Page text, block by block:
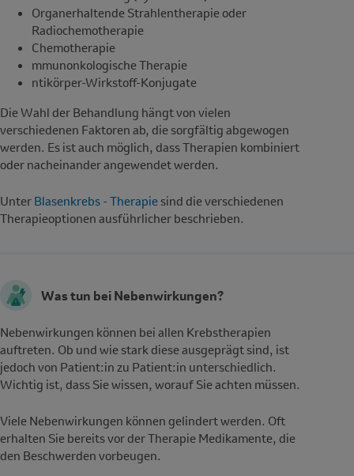
Organerhaltende Strahlentherapie oder
Radiochemotherapie
Chemotherapie
mmunonkologische Therapie
ntikörper-Wirkstoff-Konjugate
Die Wahl der Behandlung hängt von vielen
verschiedenen Faktoren ab, die sorgfältig abgewogen
werden. Es ist auch möglich, dass Therapien kombiniert
oder nacheinander angewendet werden.
Unter Blasenkrebs - Therapie sind die verschiedenen
Therapieoptionen ausführlicher beschrieben.
Was tun bei Nebenwirkungen?
Nebenwirkungen können bei allen Krebstherapien
auftreten. Ob und wie stark diese ausgeprägt sind, ist
jedoch von Patient:in zu Patient:in unterschiedlich.
Wichtig ist, dass Sie wissen, worauf Sie achten müssen.
Viele Nebenwirkungen können gelindert werden. Oft
erhalten Sie bereits vor der Therapie Medikamente, die
den Beschwerden vorbeugen.